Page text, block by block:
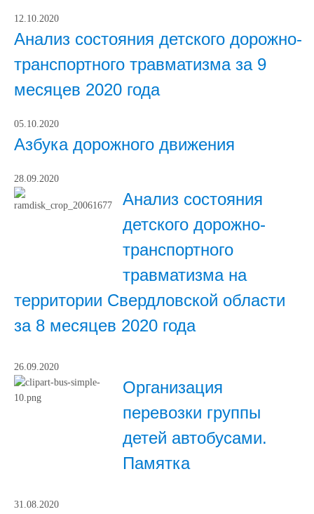
12.10.2020
Анализ состояния детского дорожно-
транспортного травматизма за 9
месяцев 2020 года
05.10.2020
Азбука дорожного движения
28.09.2020
Анализ состояния
детского дорожно-
транспортного
травматизма на
территории Свердловской области
за 8 месяцев 2020 года
26.09.2020
Организация
перевозки группы
детей автобусами.
Памятка
31.08.2020